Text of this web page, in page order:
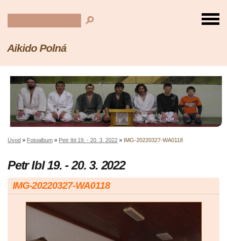
Aikido Polná
Úvod » Fotoalbum » Petr Ibl 19. - 20. 3. 2022 » IMG-20220327-WA0118
Petr Ibl 19. - 20. 3. 2022
IMG-20220327-WA0118